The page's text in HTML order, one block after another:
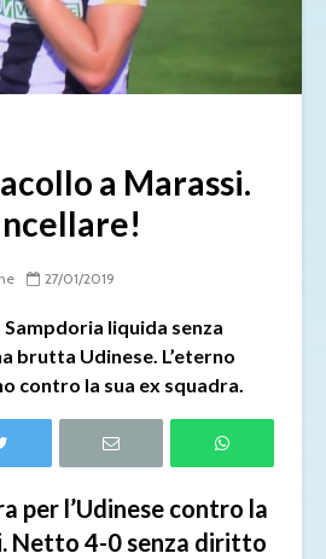
a Marassi.
27/01/2019
liquida senza
brutta Udinese. L’eterno
contro la sua ex squadra.
per l’Udinese contro la
Netto 4-0 senza diritto